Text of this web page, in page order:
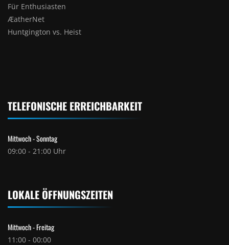
Für Enthusiasten
ÆatherNet
Huntgington vs. Heist
TELEFONISCHE ERREICHBARKEIT
Mittwoch - Sonntag
09:00 - 21:00 Uhr
LOKALE ÖFFNUNGSZEITEN
Mittwoch - Freitag
11:00 - 00:00